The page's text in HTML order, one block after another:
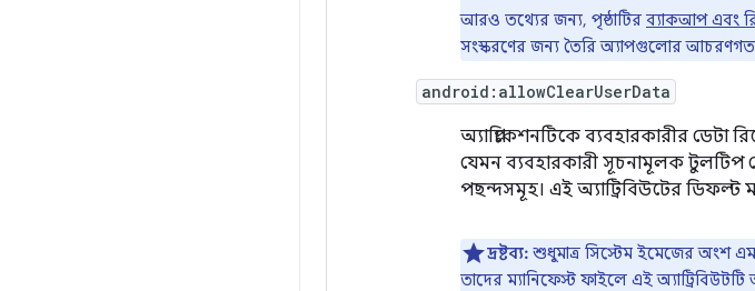
আরও তথ্যের জন্য, পৃষ্ঠাটির ব্যাকআপ এবং
সংস্করণের জন্য তৈরি অ্যাপগুলোর আচরণগত
android:allowClearUserData
অ্যাপ্লিকেশনটিকে ব্যবহারকারীর ডেটা
যেমন ব্যবহারকারী সূচনামূলক টুলটিপ
পছন্দসমূহ। এই অ্যাট্রিবিউটের ডিফল্ট
দ্রষ্টব্য: শুধুমাত্র সিস্টেম ইমেজের অংশ
তাদের ম্যানিফেস্ট ফাইলে এই অ্যাট্রিবিউটটি